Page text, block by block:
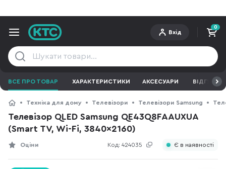
Вхід
0
ВСЕ ПРО ТОВАР ХАРАКТЕРИСТИКИ АКСЕСУАРИ ВІДГУКИ
Техніка для дому Телевізори Телевізори Samsung
Телевізор QLED Samsung QE43Q8FAAUXUA
(Smart TV, Wi-Fi, 3840x2160)
Код: 424035
Оціни Є в наявності